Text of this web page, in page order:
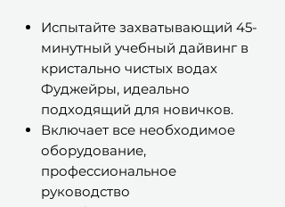
Испытайте захватывающий 45-
минутный учебный дайвинг в
кристально чистых водах
Фуджейры, идеально
подходящий для новичков.
Включает все необходимое
оборудование,
профессиональное
руководство